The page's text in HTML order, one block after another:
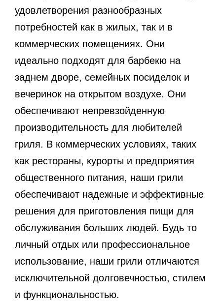
удовлетворения разнообразных
потребностей как в жилых, так и в
коммерческих помещениях. Они
идеально подходят для барбекю на
заднем дворе, семейных посиделок и
вечеринок на открытом воздухе. Они
обеспечивают непревзойденную
производительность для любителей
гриля. В коммерческих условиях, таких
как рестораны, курорты и предприятия
общественного питания, наши грили
обеспечивают надежные и эффективные
решения для приготовления пищи для
обслуживания больших людей. Будь то
личный отдых или профессиональное
использование, наши грили отличаются
исключительной долговечностью, стилем
и функциональностью.